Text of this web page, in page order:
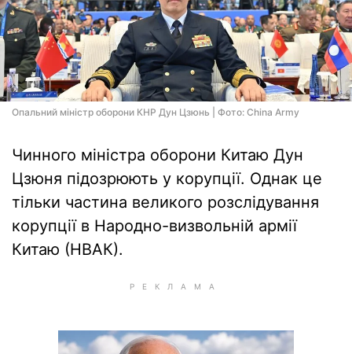
Опальний міністр оборони КНР Дун Цзюнь | Фото: China Army
Чинного міністра оборони Китаю Дун
Цзюня підозрюють у корупції. Однак це
тільки частина великого розслідування
корупції в Народно-визвольній армії
Китаю (НВАК).